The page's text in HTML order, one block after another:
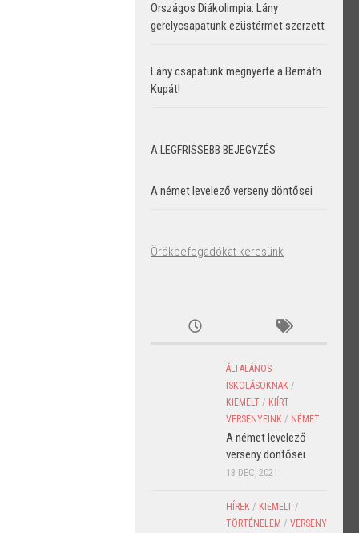
Országos Diákolimpia: Lány
gerelycsapatunk ezüstérmet szerzett
Lány csapatunk megnyerte a Bernáth
Kupát!
A LEGFRISSEBB BEJEGYZÉS
A német levelező verseny döntősei
Örökbefogadókat keresünk
ÁLTALÁNOS
ISKOLÁSOKNAK /
KIEMELT / KIÍRT
VERSENYEINK / NÉMET
A német levelező
verseny döntősei
13 DEC, 2021
HÍREK / KIEMELT /
TÖRTÉNELEM / VERSENY